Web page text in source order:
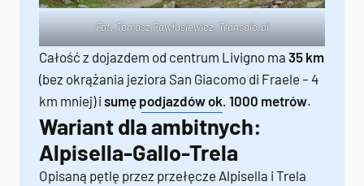
Fot. Tomasz Pawłusiewicz, Transalp.pl
Całość z dojazdem od centrum Livigno ma 35 km
(bez okrążania jeziora San Giacomo di Fraele – 4
km mniej) i sumę podjazdów ok. 1000 metrów.
Wariant dla ambitnych:
Alpisella-Gallo-Trela
Opisaną pętlę przez przełęcze Alpisella i Trela